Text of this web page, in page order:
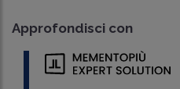
Approfondisci con